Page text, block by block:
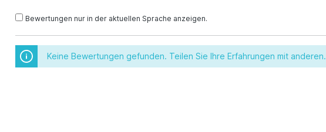
Bewertungen nur in der aktuellen Sprache anzeigen.
Keine Bewertungen gefunden. Teilen Sie Ihre Erfahrungen mit anderen.